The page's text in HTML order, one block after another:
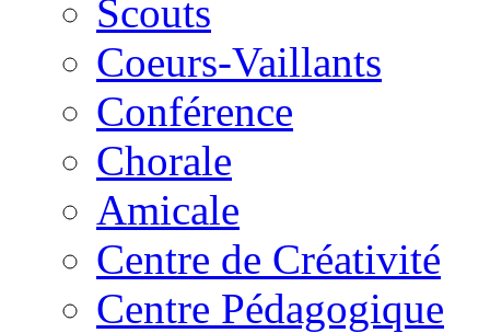
Scouts
Coeurs-Vaillants
Conférence
Chorale
Amicale
Centre de Créativité
Centre Pédagogique